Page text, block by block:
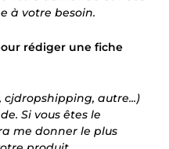
à votre besoin.
rédiger une fiche
cjdropshipping, autre...)
Si vous êtes le
me donner le plus